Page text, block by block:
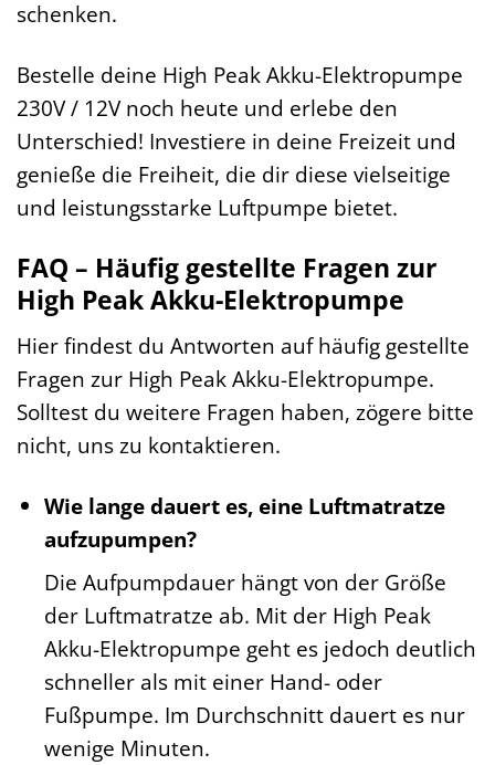
schenken.
Bestelle deine High Peak Akku-Elektropumpe
230V / 12V noch heute und erlebe den
Unterschied! Investiere in deine Freizeit und
genieße die Freiheit, die dir diese vielseitige
und leistungsstarke Luftpumpe bietet.
FAQ – Häufig gestellte Fragen zur
High Peak Akku-Elektropumpe
Hier findest du Antworten auf häufig gestellte
Fragen zur High Peak Akku-Elektropumpe.
Solltest du weitere Fragen haben, zögere bitte
nicht, uns zu kontaktieren.
Wie lange dauert es, eine Luftmatratze
aufzupumpen?
Die Aufpumpdauer hängt von der Größe
der Luftmatratze ab. Mit der High Peak
Akku-Elektropumpe geht es jedoch deutlich
schneller als mit einer Hand- oder
Fußpumpe. Im Durchschnitt dauert es nur
wenige Minuten.